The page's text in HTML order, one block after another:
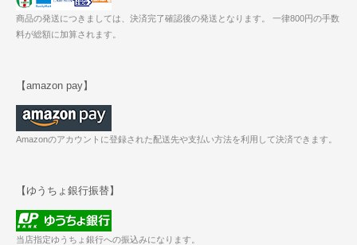
商品の発送につきましては、決済完了確認後の発送となります。 一律800円の手数
料が総額に加算されます。
【amazon pay】
Amazonのアカウントに登録された配送先や支払い方法を利用して決済できます。
【ゆうちょ銀行振替】
当店指定ゆうちょ銀行への振込みになります。